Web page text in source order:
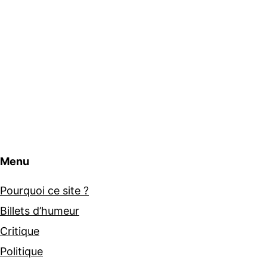
Menu
Pourquoi ce site ?
Billets d’humeur
Critique
Politique